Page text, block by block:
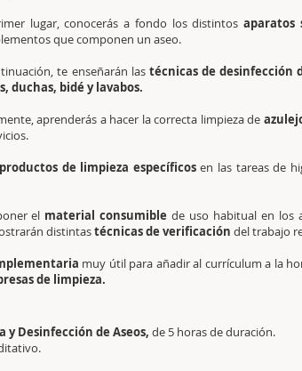
lugar, conocerás a fondo los distintos aparatos
que componen un aseo.
te enseñarán lastécnicas de desinfección
duchas, bidé y lavabos.
aprenderás a hacer la correcta limpieza de
productos de limpieza específicosen las tareas de
el material consumible de uso habitual en los
distintastécnicas de verificación del trabajo
muy útil para añadir al currículum a la
de limpieza.
y Desinfección de Aseos, de 5 horas de duración.